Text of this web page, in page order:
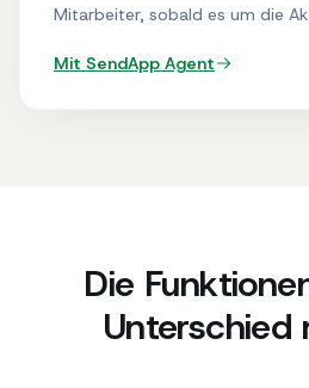
Mitarbeiter, sobald es um die
Mit SendApp Agent
Die
Unterschied